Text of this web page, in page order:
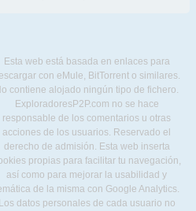
Esta web está basada en enlaces para
con eMule, BitTorrent o similares.
contiene alojado ningún tipo de fichero.
ExploradoresP2P.com no se hace
responsable de los comentarios u otras
acciones de los usuarios. Reservado el
derecho de admisión. Esta web inserta
propias para facilitar tu navegación,
así como para mejorar la usabilidad y
de la misma con Google Analytics.
Los datos personales de cada usuario no